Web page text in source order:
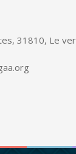
31810, Le